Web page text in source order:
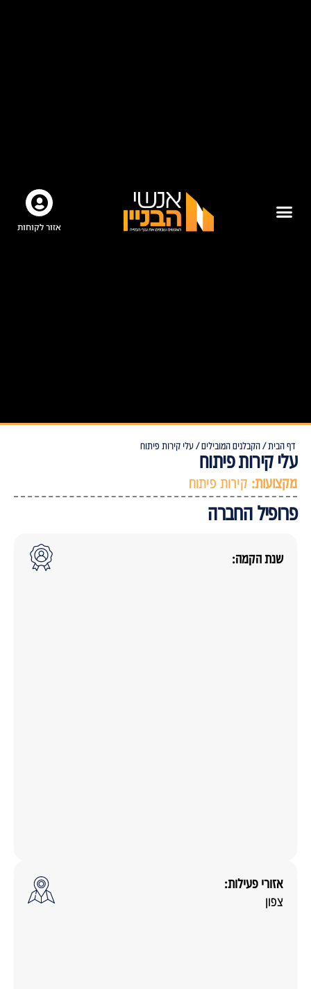
אזור לקוחות
דף הבית /הקבלנים המובילים /עלי קירות פיתוח
עלי קירות פיתוח
מקצועות: קירות פיתוח
פרופיל החברה
שנת הקמה:
אזורי פעילות:
צפון